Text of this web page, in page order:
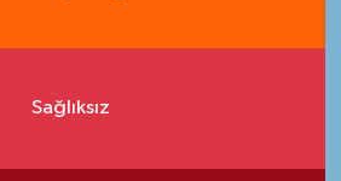
Sağlıksız